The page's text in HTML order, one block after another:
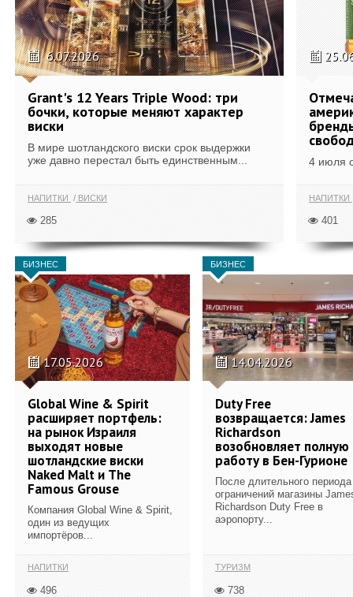
6.07.2026
Grant's 12 Years Triple Wood: три
бочки, которые меняют характер
виски
В мире шотландского виски срок выдержки
уже давно перестал быть единственным...
НАПИТКИ ВИСКИ
285
4 июля
НАПИТКИ
401
БИЗНЕС
17.05.2026
Global Wine & Spirit
расширяет портфель:
на рынок Израиля
выходят новые
шотландские виски
Naked Malt и The
Famous Grouse
Компания Global Wine & Spirit,
один из ведущих
импортёров...
НАПИТКИ
496
БИЗНЕС
14.04.2026
Duty Free
возвращается: James
Richardson
возобновляет полную
работу в Бен-Гурионе
После длительного периода
ограничений магазины
Richardson Duty Free в
аэропорту...
ТУРИЗМ
738